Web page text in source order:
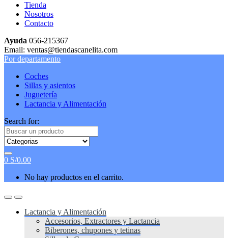
Tienda
Nosotros
Contacto
Ayuda 056-215367
Email: ventas@tiendascanelita.com
Por departamento
Coches
Sillas y asientos
Juguetería
Lactancia y Alimentación
Search for:
0 S/0.00
No hay productos en el carrito.
Lactancia y Alimentación
Accesorios, Extractores y Lactancia
Biberones, chupones y tetinas